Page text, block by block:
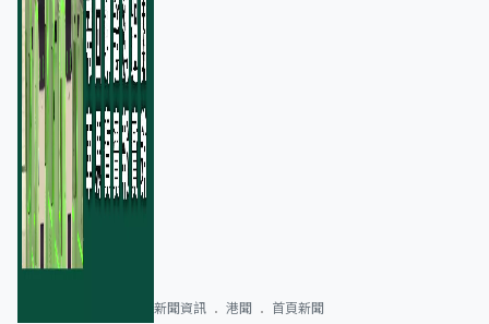
新聞資訊 港聞 首頁新聞